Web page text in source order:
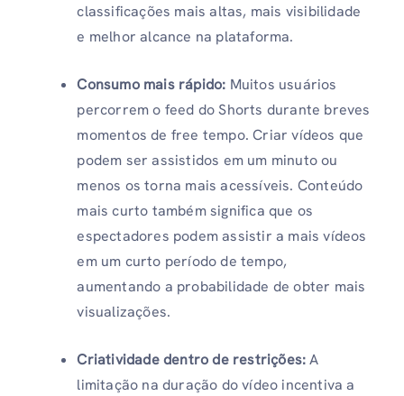
classificações mais altas, mais visibilidade
e melhor alcance na plataforma.
Consumo mais rápido: Muitos usuários
percorrem o feed do Shorts durante breves
momentos de free tempo. Criar vídeos que
podem ser assistidos em um minuto ou
menos os torna mais acessíveis. Conteúdo
mais curto também significa que os
espectadores podem assistir a mais vídeos
em um curto período de tempo,
aumentando a probabilidade de obter mais
visualizações.
Criatividade dentro de restrições:A
limitação na duração do vídeo incentiva a